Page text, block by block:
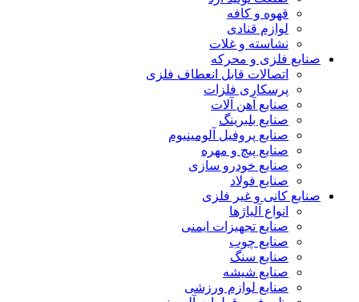
قهوه و کافه
لوازم قنادی
نشاسته و غلات
صنایع فلزی و محرکه
اتصالات قابل انعطاف فلزی
پرسکاری فلزات
صنایع آهن آلات
صنایع بلبرینگ
صنایع پروفیل آلومینیوم
صنایع پیچ و مهره
صنایع خودرو سازی
صنایع فولاد
صنایع کانی و غیر فلزی
انواع آلياژها
صنایع تجهیزات ایمنی
صنایع چوب
صنایع سنگ
صنایع شیشه
صنایع لوازم ورزشی